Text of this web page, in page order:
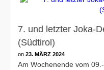
7. und letzter Joka-
(Südtirol)
on 23. MÄRZ 2024
Am Wochenende vom